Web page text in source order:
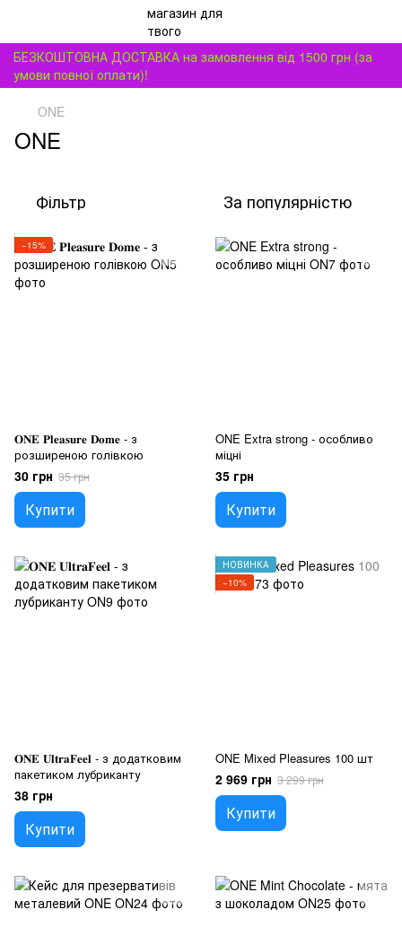
БЕЗКОШТОВНА ДОСТАВКА на замовлення від 1500 грн (за
умови повної оплати)!
ONE
ONE
Фільтр За популярністю
−15%
𝐎𝐍𝐄 𝐏𝐥𝐞𝐚𝐬𝐮𝐫𝐞 𝐃𝐨𝐦𝐞 - з
розширеною голівкою
30 грн 35 грн
Купити
ONE Extra strong - особливо
міцні
35 грн
Купити
𝐎𝐍𝐄 𝐔𝐥𝐭𝐫𝐚𝐅𝐞𝐞𝐥 - з додатковим
пакетиком лубриканту
38 грн
Купити
НОВИНКА
−10%
ONE Mixed Pleasures 100 шт
2 969 грн 3 299 грн
Купити